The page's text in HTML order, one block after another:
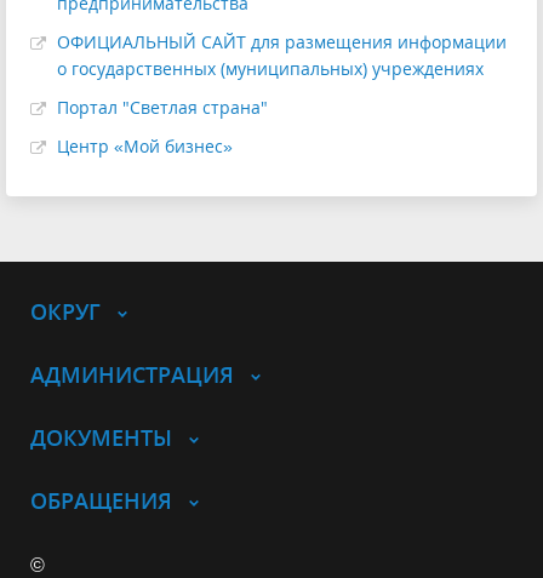
ОФИЦИАЛЬНЫЙ САЙТ для размещения информации
о государственных (муниципальных) учреждениях
Портал "Светлая страна"
Центр «Мой бизнес»
ОКРУГ
АДМИНИСТРАЦИЯ
ДОКУМЕНТЫ
ОБРАЩЕНИЯ
©